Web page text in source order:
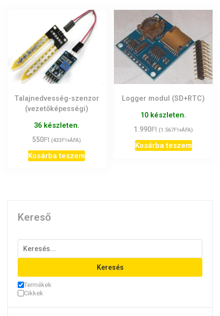
Talajnedvesség-szenzor
(vezetőképességi)
36 készleten.
550Ft (433Ft+ÁFA)
Kosárba teszem
Logger modul (SD+RTC)
10 készleten.
1.990Ft (1.567Ft+ÁFA)
Kosárba teszem
Kereső
Keresés
Termékek
Cikkek